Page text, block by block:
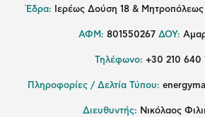
Έδρα: Ιερέως Δούση 18 &
ΑΦΜ: 801550267 ΔΟΥ:
Τηλέφωνο: +30 210 640
Πληροφορίες / Δελτία Τύπου:
Διευθυντής: Νικόλαος